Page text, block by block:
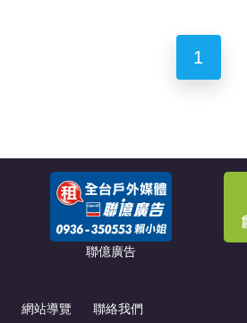
1
聯億廣告
網站導覽 聯絡我們